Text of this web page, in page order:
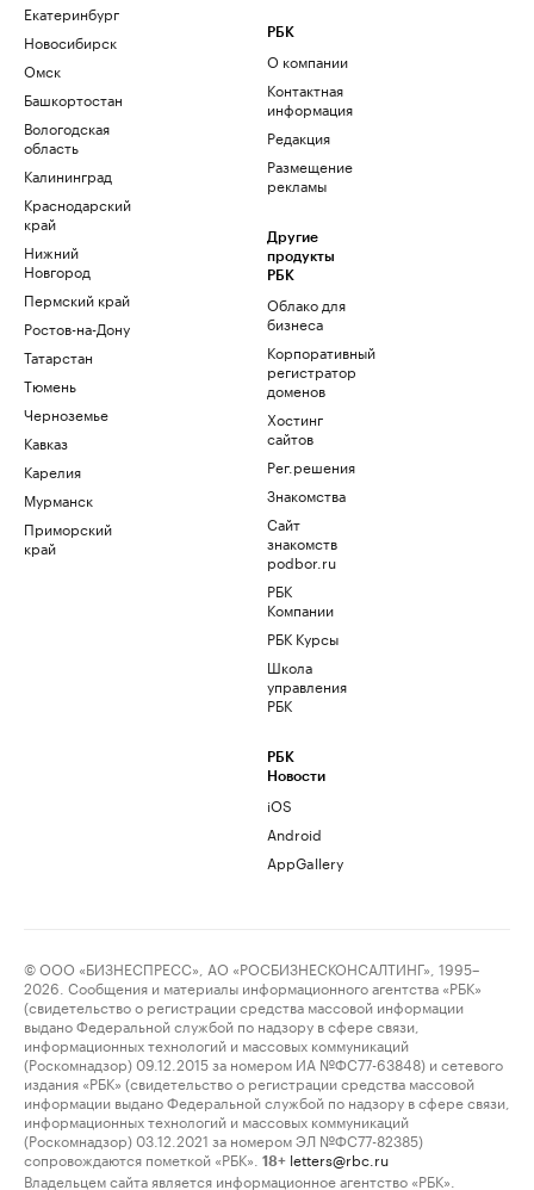
Екатеринбург
Новосибирск
Омск
Башкортостан
Вологодская
область
Калининград
Краснодарский
край
Нижний
Новгород
Пермский край
Ростов-на-Дону
Татарстан
Тюмень
Черноземье
Кавказ
Карелия
Мурманск
Приморский
край
РБК
О компании
Контактная
информация
Редакция
Размещение
рекламы
Другие
продукты
РБК
Облако для
бизнеса
Корпоративный
регистратор
доменов
Хостинг
сайтов
Рег.решения
Знакомства
Сайт
знакомств
podbor.ru
РБК
Компании
РБК Курсы
Школа
управления
РБК
РБК
Новости
iOS
Android
AppGallery
© ООО «БИЗНЕСПРЕСС», АО «РОСБИЗНЕСКОНСАЛТИНГ», 1995–
2026. Сообщения и материалы информационного агентства «РБК»
(свидетельство о регистрации средства массовой информации
выдано Федеральной службой по надзору в сфере связи,
информационных технологий и массовых коммуникаций
(Роскомнадзор) 09.12.2015 за номером ИА №ФС77-63848) и сетевого
издания «РБК» (свидетельство о регистрации средства массовой
информации выдано Федеральной службой по надзору в сфере связи,
информационных технологий и массовых коммуникаций
(Роскомнадзор) 03.12.2021 за номером ЭЛ №ФС77-82385)
сопровождаются пометкой «РБК».
18+ letters@rbc.ru
Владельцем сайта является информационное агентство «РБК».